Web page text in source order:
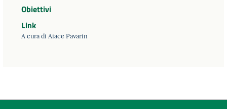
Obiettivi
Link
A cura di Aiace Pavarin